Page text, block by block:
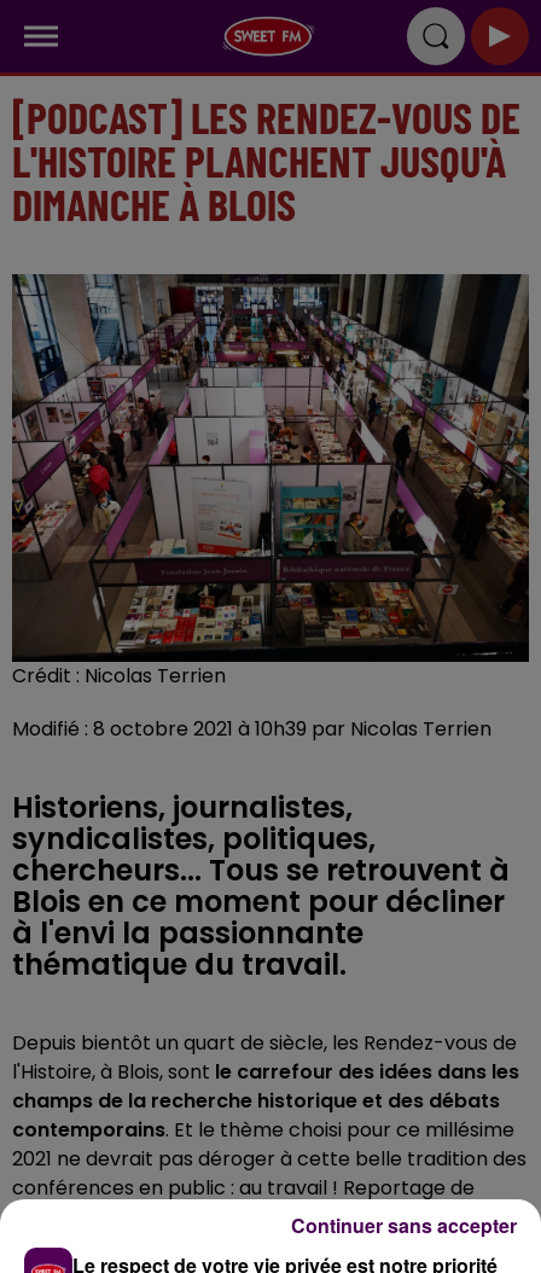
[PODCAST] LES RENDEZ-VOUS DE
L'HISTOIRE PLANCHENT JUSQU'À
DIMANCHE À BLOIS
Crédit : Nicolas Terrien
Modifié : 8 octobre 2021 à 10h39 par Nicolas Terrien
Historiens, journalistes,
syndicalistes, politiques,
chercheurs... Tous se retrouvent à
Blois en ce moment pour décliner
à l'envi la passionnante
thématique du travail.
Depuis bientôt un quart de siècle, les Rendez-vous de
l'Histoire, à Blois, sont le carrefour des idées dans les
champs de la recherche historique et des débats
contemporains. Et le thème choisi pour ce millésime
2021 ne devrait pas déroger à cette belle tradition des
conférences en public : au travail ! Reportage de
Le respect de votre vie privée est notre priorité
Continuer sans accepter